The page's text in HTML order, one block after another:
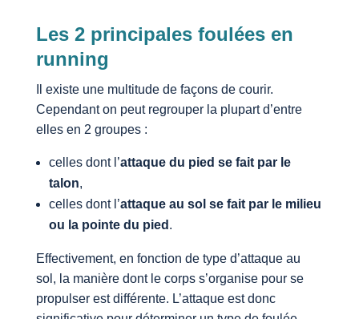
Les 2 principales foulées en
running
Il existe une multitude de façons de courir.
Cependant on peut regrouper la plupart d’entre
elles en 2 groupes :
celles dont l’attaque du pied se fait par le
talon,
celles dont l’attaque au sol se fait par le milieu
ou la pointe du pied .
Effectivement, en fonction de type d’attaque au
sol, la manière dont le corps s’organise pour se
propulser est différente. L’attaque est donc